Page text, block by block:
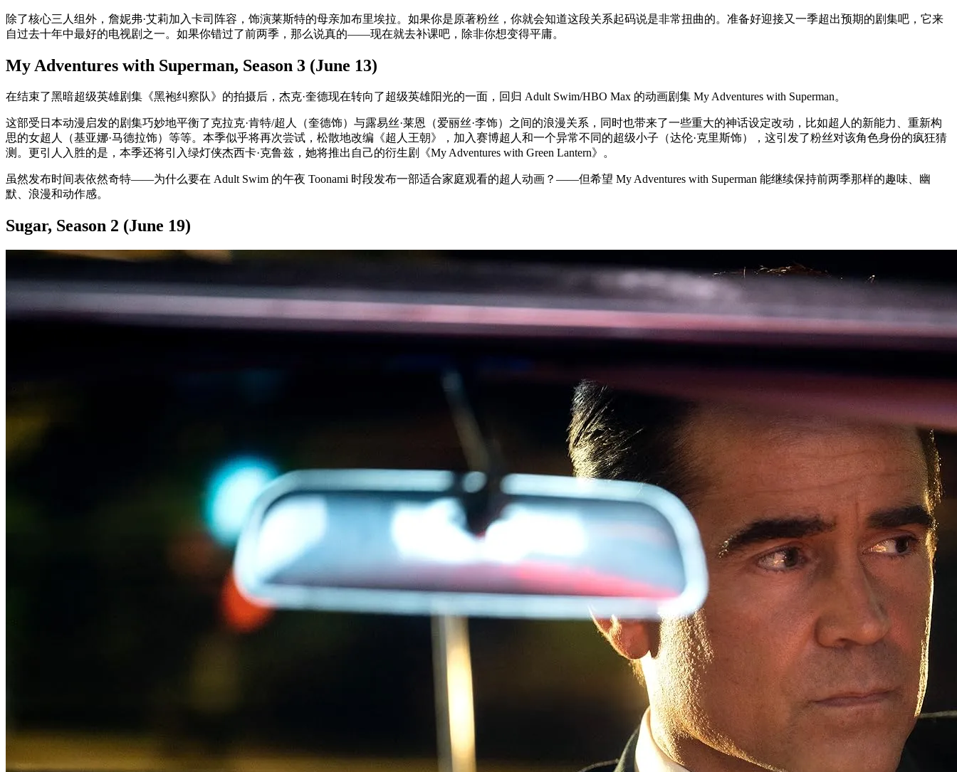
除了核心三人组外，詹妮弗·艾莉加入卡司阵容，饰演莱斯特的母亲加布里埃拉。如果你是原著粉丝，你就会知道这段关系起码说是非常扭曲的。准备好迎接又一季超出预期的剧集吧，它来
自过去十年中最好的电视剧之一。如果你错过了前两季，那么说真的——现在就去补课吧，除非你想变得平庸。
My Adventures with Superman, Season 3 (June 13)
在结束了黑暗超级英雄剧集《黑袍纠察队》的拍摄后，杰克·奎德现在转向了超级英雄阳光的一面，回归 Adult Swim/HBO Max 的动画剧集 My Adventures with Superman。
这部受日本动漫启发的剧集巧妙地平衡了克拉克·肯特/超人（奎德饰）与露易丝·莱恩（爱丽丝·李饰）之间的浪漫关系，同时也带来了一些重大的神话设定改动，比如超人的新能力、重新构
思的女超人（基亚娜·马德拉饰）等等。本季似乎将再次尝试，松散地改编《超人王朝》，加入赛博超人和一个异常不同的超级小子（达伦·克里斯饰），这引发了粉丝对该角色身份的疯狂猜
测。更引人入胜的是，本季还将引入绿灯侠杰西卡·克鲁兹，她将推出自己的衍生剧《My Adventures with Green Lantern》。
虽然发布时间表依然奇特——为什么要在 Adult Swim 的午夜 Toonami 时段发布一部适合家庭观看的超人动画？——但希望 My Adventures with Superman 能继续保持前两季那样的趣味、幽
默、浪漫和动作感。
Sugar, Season 2 (June 19)